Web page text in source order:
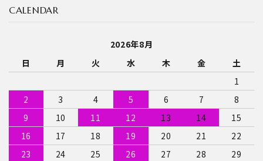
CALENDAR
2026年8月
日
月 火 水 木 金
土
1
2
3 4 5 6 7
8
9
10 11 12 13 14
15
16
17 18 19 20 21
22
23
24 25 26 27 28
29